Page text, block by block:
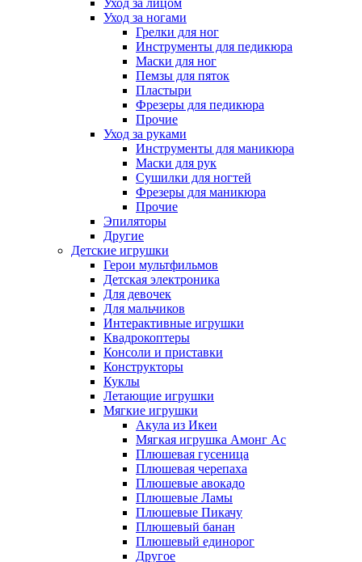
Уход за лицом
Уход за ногами
Грелки для ног
Инструменты для педикюра
Маски для ног
Пемзы для пяток
Пластыри
Фрезеры для педикюра
Прочие
Уход за руками
Инструменты для маникюра
Маски для рук
Сушилки для ногтей
Фрезеры для маникюра
Прочие
Эпиляторы
Другие
Детские игрушки
Герои мультфильмов
Детская электроника
Для девочек
Для мальчиков
Интерактивные игрушки
Квадрокоптеры
Консоли и приставки
Конструкторы
Куклы
Летающие игрушки
Мягкие игрушки
Акула из Икеи
Мягкая игрушка Амонг Ас
Плюшевая гусеница
Плюшевая черепаха
Плюшевые авокадо
Плюшевые Ламы
Плюшевые Пикачу
Плюшевый банан
Плюшевый единорог
Другое